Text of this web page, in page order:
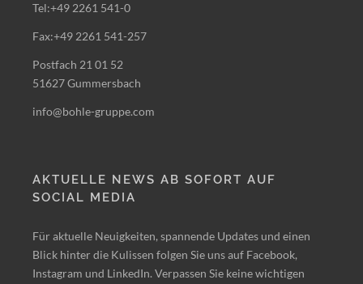
Tel:+49 2261 541-0
Fax:+49 2261 541-257
Postfach 21 01 52
51627 Gummersbach
info@bohle-gruppe.com
AKTUELLE NEWS AB SOFORT AUF
SOCIAL MEDIA
Für aktuelle Neuigkeiten, spannende Updates und einen
Blick hinter die Kulissen folgen Sie uns auf Facebook,
Instagram und LinkedIn. Verpassen Sie keine wichtigen